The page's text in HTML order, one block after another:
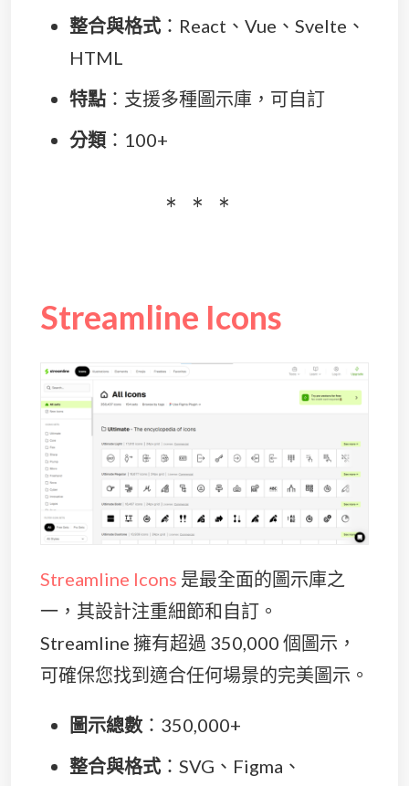
整合與格式 ：React、Vue、Svelte、
HTML
特點 ：支援多種圖示庫，可自訂
分類 ：100+
Streamline Icons
Streamline Icons 是最全面的圖示庫之
一，其設計注重細節和自訂。
Streamline 擁有超過 350,000 個圖示，
可確保您找到適合任何場景的完美圖示。
圖示總數 ：350,000+
整合與格式 ：SVG、Figma、